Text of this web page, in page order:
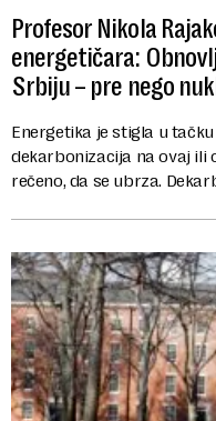
Profesor Nikola
energetičara:
Srbiju – pre nego
Energetika je stigla u
dekarbonizacija na ovaj ili
rečeno, da se ubrza.